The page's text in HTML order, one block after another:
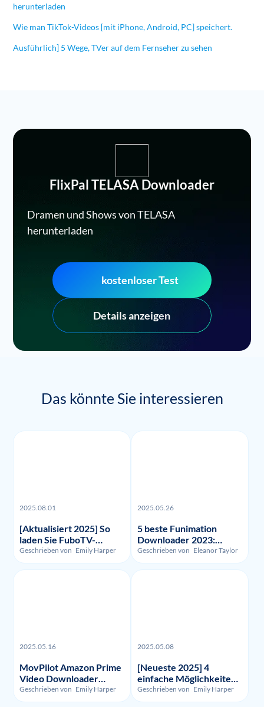
herunterladen
Wie man TikTok-Videos [mit iPhone, Android, PC] speichert.
Ausführlich] 5 Wege, TVer auf dem Fernseher zu sehen
FlixPal TELASA Downloader
Dramen und Shows von TELASA
herunterladen
kostenloser Test
Details anzeigen
Das könnte Sie interessieren
2025.08.01
[Aktualisiert 2025] So
laden Sie FuboTV-
Aufnahmen und -Videos
herunter?
Geschrieben von Emily Harper
2025.05.26
5 beste Funimation
Downloader 2023:
Getestet und verglichen
Geschrieben von Eleanor Taylor
2025.05.16
MovPilot Amazon Prime
Video Downloader
Bewertung - Illegalität,
Nutzung und Preis
Geschrieben von Emily Harper
2025.05.08
[Neueste 2025] 4
einfache Möglichkeiten,
um HBO Max
aufzunehmen
Geschrieben von Emily Harper